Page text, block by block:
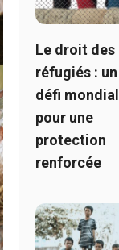
Le droit des
réfugiés : un
défi mondial
pour une
protection
renforcée